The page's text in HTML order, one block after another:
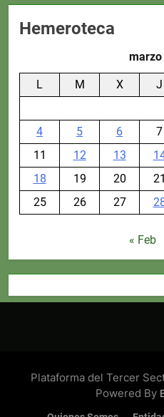
Hemeroteca
L M X J
4
5 6 7
11
12 13
18
19 20 21
25
26 27
« Feb
Plataforma del Tercer
Powered By